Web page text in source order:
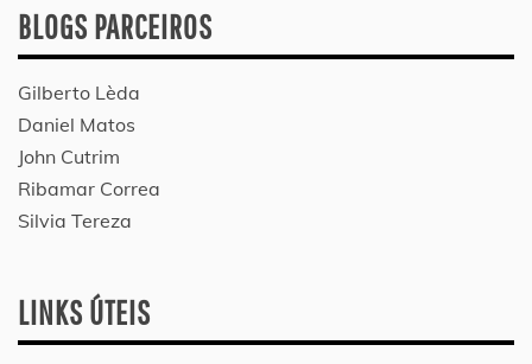
BLOGS PARCEIROS
Gilberto Lèda
Daniel Matos
John Cutrim
Ribamar Correa
Silvia Tereza
LINKS ÚTEIS